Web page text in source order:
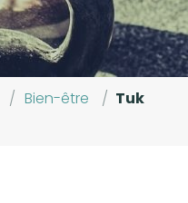
/ Bien-être / Tuk